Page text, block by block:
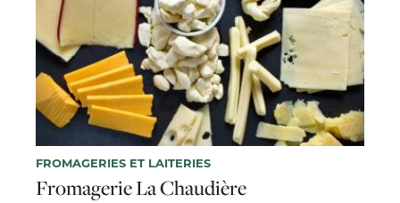
FROMAGERIES ET LAITERIES
Fromagerie La Chaudière